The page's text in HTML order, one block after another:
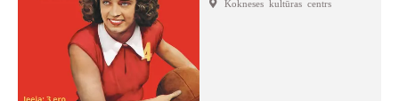
Kokneses kultūras centrs